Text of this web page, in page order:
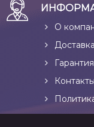
О
Гарантия
Контакты